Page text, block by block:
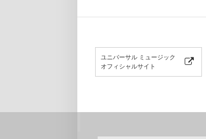
ユニバーサル ミュージック
オフィシャルサイト